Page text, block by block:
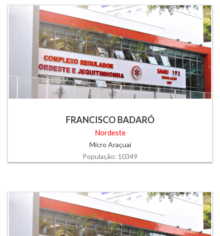
FRANCISCO BADARÓ
Nordeste
Micro Araçuaí
População: 10349